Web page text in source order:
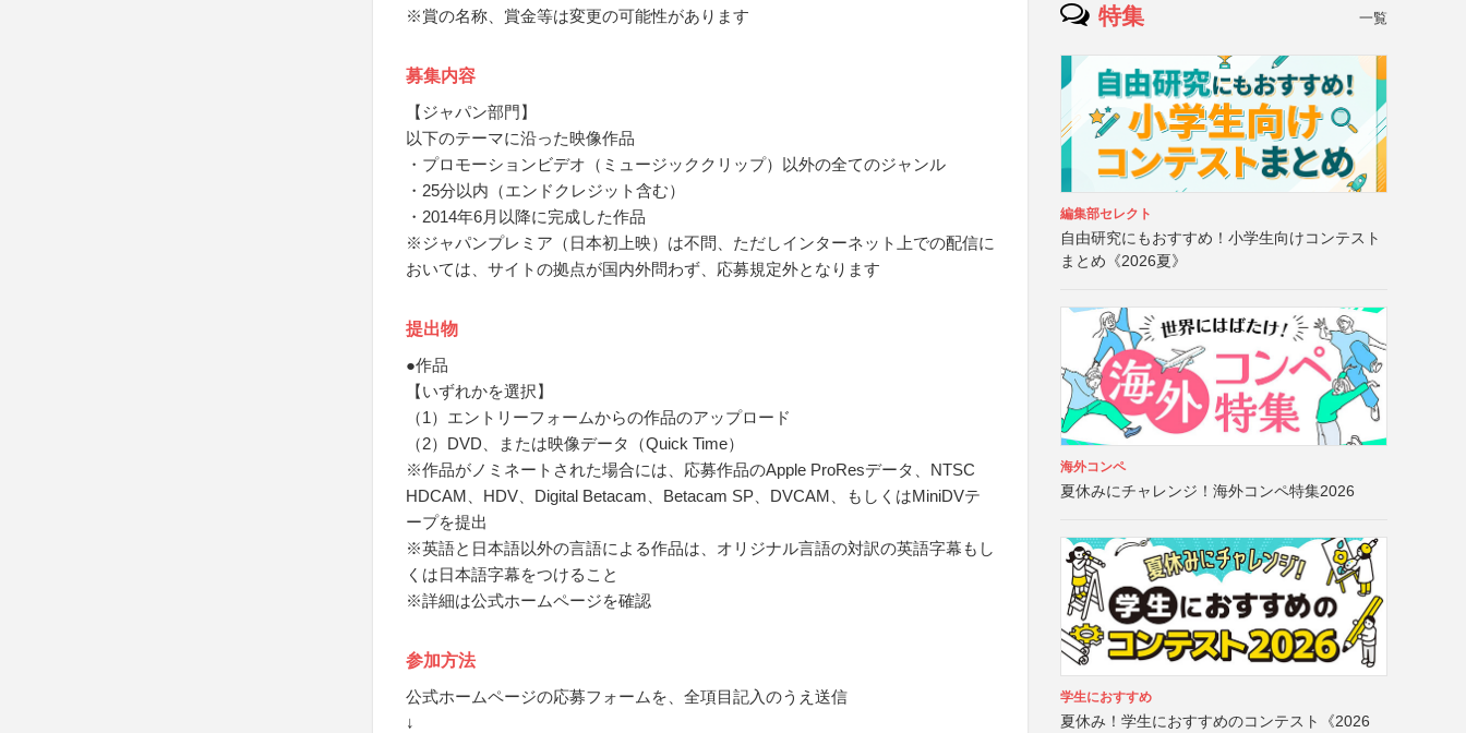
※賞の名称、賞金等は変更の可能性があります
募集内容
【ジャパン部門】
以下のテーマに沿った映像作品
・プロモーションビデオ（ミュージッククリップ）以外の全てのジャンル
・25分以内（エンドクレジット含む）
・2014年6月以降に完成した作品
※ジャパンプレミア（日本初上映）は不問、ただしインターネット上での配信に
おいては、サイトの拠点が国内外問わず、応募規定外となります
提出物
●作品
【いずれかを選択】
（1）エントリーフォームからの作品のアップロード
（2）DVD、または映像データ（Quick Time）
※作品がノミネートされた場合には、応募作品のApple ProResデータ、NTSC
HDCAM、HDV、Digital Betacam、Betacam SP、DVCAM、もしくはMiniDVテ
ープを提出
※英語と日本語以外の言語による作品は、オリジナル言語の対訳の英語字幕もし
くは日本語字幕をつけること
※詳細は公式ホームページを確認
参加方法
公式ホームページの応募フォームを、全項目記入のうえ送信
↓
特集 一覧
編集部セレクト
自由研究にもおすすめ！小学生向けコンテスト
まとめ《2026夏》
海外コンペ
夏休みにチャレンジ！海外コンペ特集2026
学生におすすめ
夏休み！学生におすすめのコンテスト《2026